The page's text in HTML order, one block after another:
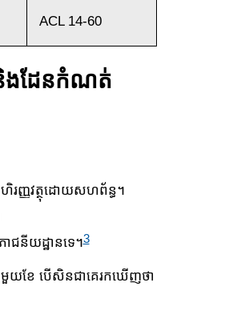
ACL 14-60
និងដែនកំណត់
រញ្ញវត្ថុ​ដោ​យសហព័ន្ធ។
ជនីយដ្ឋានទេ។3
មួយខែ បើសិនជាគេរកឃើញថា